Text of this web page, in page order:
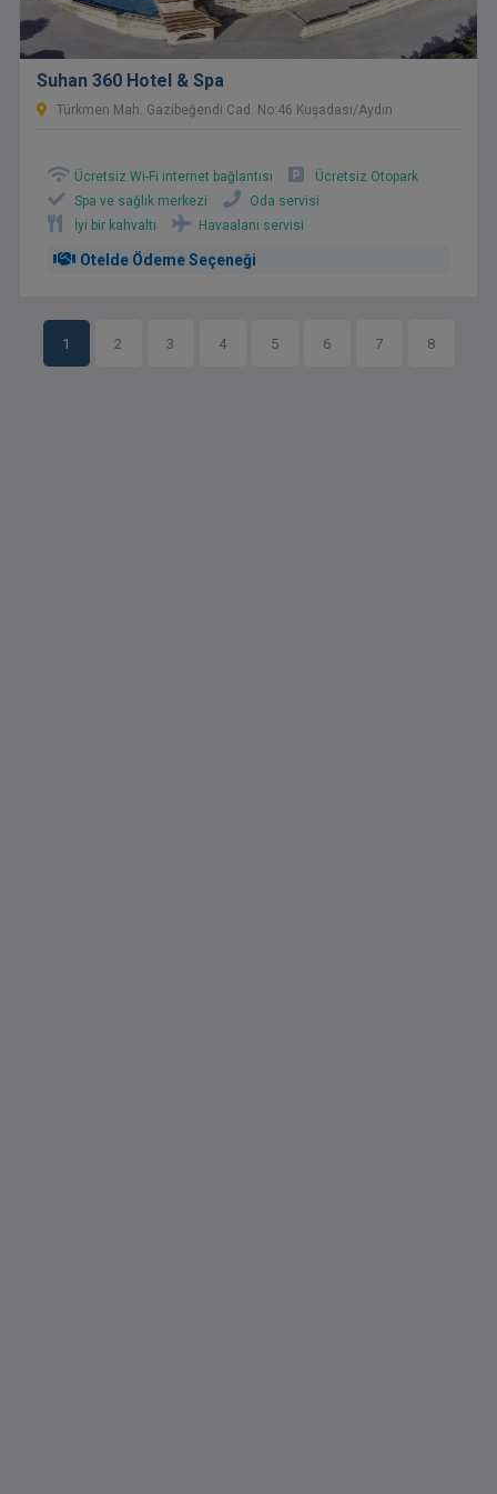
Suhan 360 Hotel & Spa
Türkmen Mah. Gazibeğendi Cad. No:46 Kuşadası/Aydın
Ücretsiz Wi-Fi internet bağlantısı
Ücretsiz Otopark
Spa ve sağlık merkezi
Oda servisi
İyi bir kahvaltı
Havaalanı servisi
Otelde Ödeme Seçeneği
1 2 3 4 5 6 7 8